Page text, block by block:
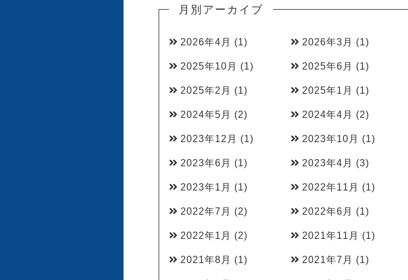
月別アーカイブ
2026年4月 (1) 2026年3月 (1)
2025年10月 (1) 2025年6月 (1)
2025年2月 (1) 2025年1月 (1)
2024年5月 (2) 2024年4月 (2)
2023年12月 (1) 2023年10月 (1)
2023年6月 (1) 2023年4月 (3)
2023年1月 (1) 2022年11月 (1)
2022年7月 (2) 2022年6月 (1)
2022年1月 (2) 2021年11月 (1)
2021年8月 (1) 2021年7月 (1)